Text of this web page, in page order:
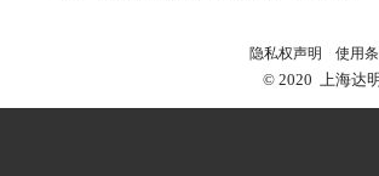
隐私权声明 使用
©2020 上海达